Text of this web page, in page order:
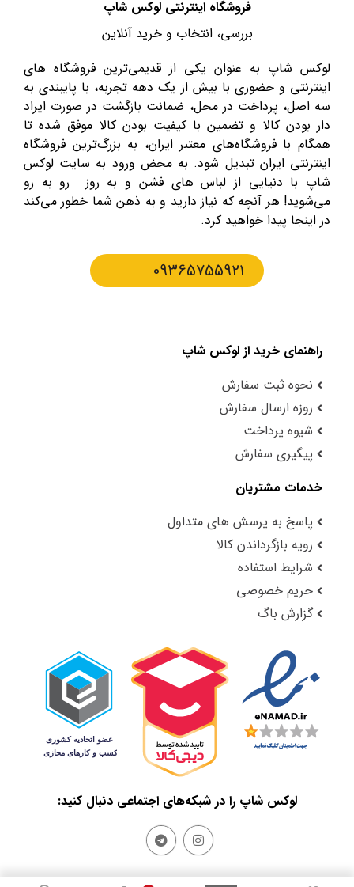
فروشگاه اینترنتی لوکس شاپ
بررسی، انتخاب و خرید آنلاین
لوکس شاپ به عنوان یکی از قدیمی‌ترین فروشگاه های
اینترنتی و حضوری با بیش از یک دهه تجربه، با پایبندی به
سه اصل، پرداخت در محل، ضمانت بازگشت در صورت ایراد
دار بودن کالا و تضمین با کیفیت بودن کالا موفق شده تا
همگام با فروشگاه‌های معتبر ایران، به بزرگ‌ترین فروشگاه
اینترنتی ایران تبدیل شود. به محض ورود به سایت لوکس
شاپ با دنیایی از لباس های فشن و به روز رو به رو
می‌شوید! هر آنچه که نیاز دارید و به ذهن شما خطور می‌کند
در اینجا پیدا خواهید کرد.
09365755921
راهنمای خرید از لوکس شاپ
نحوه ثبت سفارش
روزه ارسال سفارش
شیوه پرداخت
پیگیری سفارش
خدمات مشتریان
پاسخ به پرسش های متداول
رویه بازگرداندن کالا
شرایط استفاده
حریم خصوصی
گزارش باگ
لوکس شاپ را در شبکه‌های اجتماعی دنبال کنید: